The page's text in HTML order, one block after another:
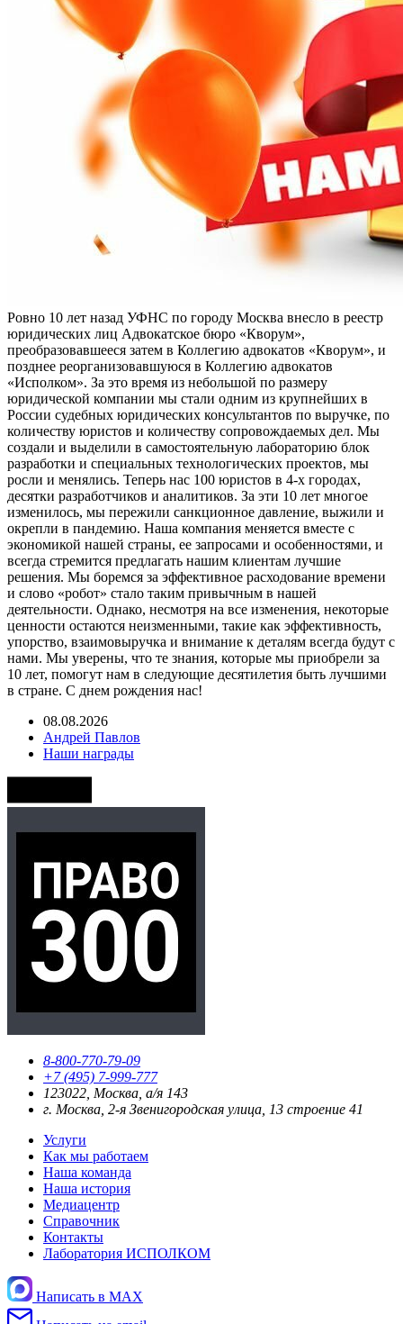
Ровно 10 лет назад УФНС по городу Москва внесло в реестр
юридических лиц Адвокатское бюро «Кворум»,
преобразовавшееся затем в Коллегию адвокатов «Кворум», и
позднее реорганизовавшуюся в Коллегию адвокатов
«Исполком». За это время из небольшой по размеру
юридической компании мы стали одним из крупнейших в
России судебных юридических консультантов по выручке, по
количеству юристов и количеству сопровождаемых дел. Мы
создали и выделили в самостоятельную лабораторию блок
разработки и специальных технологических проектов, мы
росли и менялись. Теперь нас 100 юристов в 4-х городах,
десятки разработчиков и аналитиков. За эти 10 лет многое
изменилось, мы пережили санкционное давление, выжили и
окрепли в пандемию. Наша компания меняется вместе с
экономикой нашей страны, ее запросами и особенностями, и
всегда стремится предлагать нашим клиентам лучшие
решения. Мы боремся за эффективное расходование времени
и слово «робот» стало таким привычным в нашей
деятельности. Однако, несмотря на все изменения, некоторые
ценности остаются неизменными, такие как эффективность,
упорство, взаимовыручка и внимание к деталям всегда будут с
нами. Мы уверены, что те знания, которые мы приобрели за
10 лет, помогут нам в следующие десятилетия быть лучшими
в стране. С днем рождения нас!
08.08.2026
Андрей Павлов
Наши награды
8-800-770-79-09
+7 (495) 7-999-777
123022, Москва, а/я 143
г. Москва, 2-я Звенигородская улица, 13 строение 41
Услуги
Как мы работаем
Наша команда
Наша история
Медиацентр
Справочник
Контакты
Лаборатория ИСПОЛКОМ
Написать в MAX